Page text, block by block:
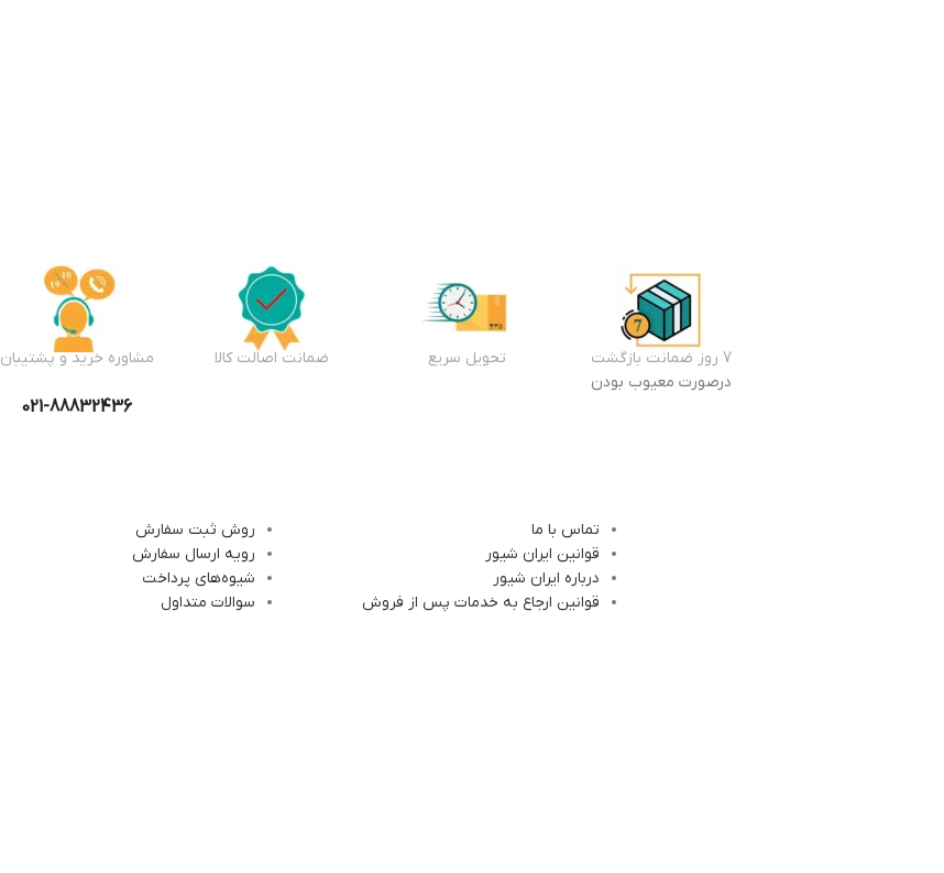
7 روز ضمانت بازگشت
درصورت معیوب بودن
تحویل سریع ضمانت اصالت کالا مشاوره خرید و پشتیبان
021-88832436
تماس با ما
قوانین ایران شیور
درباره ایران شیور
قوانین ارجاع به خدمات پس از فروش
روش ثبت سفارش
رویه ارسال سفارش
شیوه‌های پرداخت
سوالات متداول